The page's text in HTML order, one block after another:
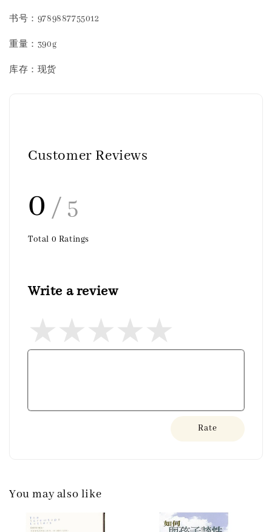
书号：9789887755012
重量：390g
库存：现货
Customer Reviews
0 / 5
Total 0 Ratings
Write a review
Rate
You may also like